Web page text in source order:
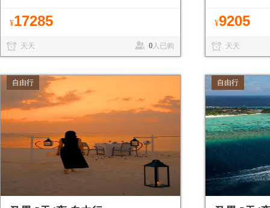
¥17285
天天 0人已购
¥9205
天天
自由行 自由行